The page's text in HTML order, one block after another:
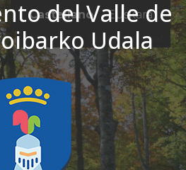
del Valle de
Udala
Castellano
Euskara
El tiempo - Tutiempo.net